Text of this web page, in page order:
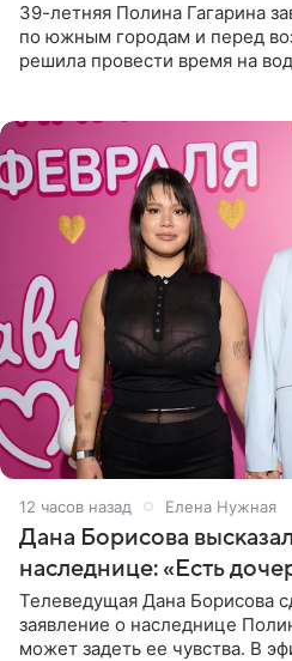
39-летняя Полина Гагарина
по южным городам и перед
решила провести время на
12 часов назад Елена Нужная
Дана Борисова
наследнице: «Есть
Телеведущая Дана Борисова
заявление о наследнице
может задеть ее чувства. В